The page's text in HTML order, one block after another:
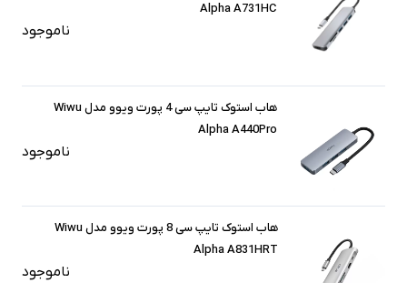
Alpha A731HC
ناموجود
هاب استوک تایپ سی 4 پورت ویوو مدل Wiwu
Alpha A440Pro
ناموجود
هاب استوک تایپ سی 8 پورت ویوو مدل Wiwu
Alpha A831HRT
ناموجود